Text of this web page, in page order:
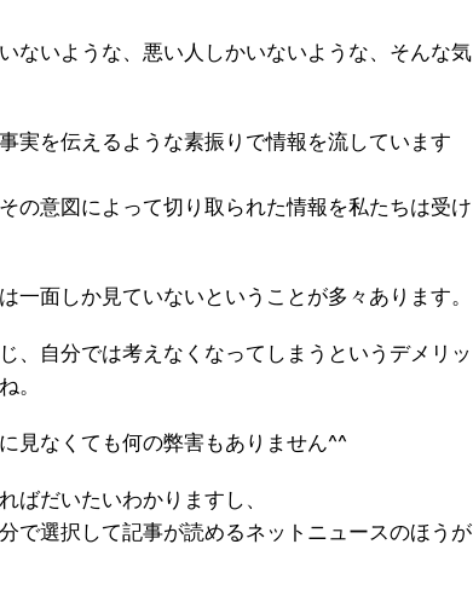
ないような、悪い人しかいないような、そんな気
実を伝えるような素振りで情報を流しています
の意図によって切り取られた情報を私たちは受け
一面しか見ていないということが多々あります。
、自分では考えなくなってしまうというデメリッ
。
見なくても何の弊害もありません^^
ばだいたいわかりますし、
で選択して記事が読めるネットニュースのほうが